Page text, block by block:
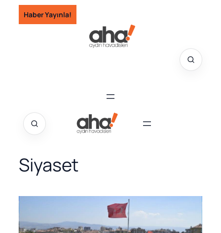
İçeriğe
geç
Haber Yayınla!
Siyaset